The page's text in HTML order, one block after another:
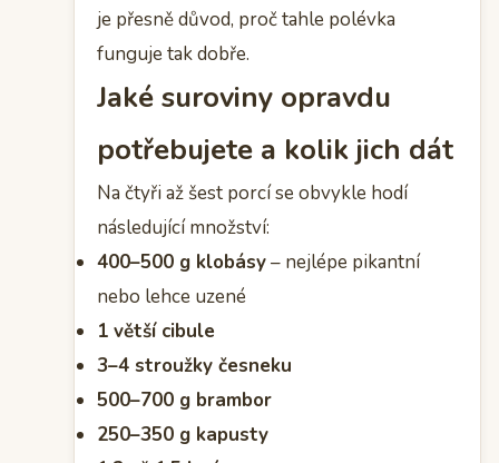
je přesně důvod, proč tahle polévka
funguje tak dobře.
Jaké suroviny opravdu
potřebujete a kolik jich dát
Na čtyři až šest porcí se obvykle hodí
následující množství:
400–500 g klobásy– nejlépe pikantní
nebo lehce uzené
1 větší cibule
3–4 stroužky česneku
500–700 g brambor
250–350 g kapusty